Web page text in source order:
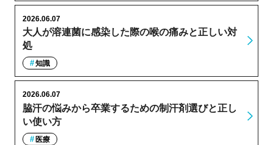
大人が溶連菌に感染した際の喉の痛みと正しい対
処
2026.06.07
知識
脇汗の悩みから卒業するための制汗剤選びと正し
い使い方
2026.06.07
医療